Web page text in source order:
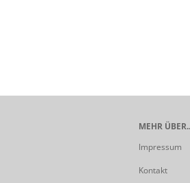
MEHR
Impressum
Kontakt